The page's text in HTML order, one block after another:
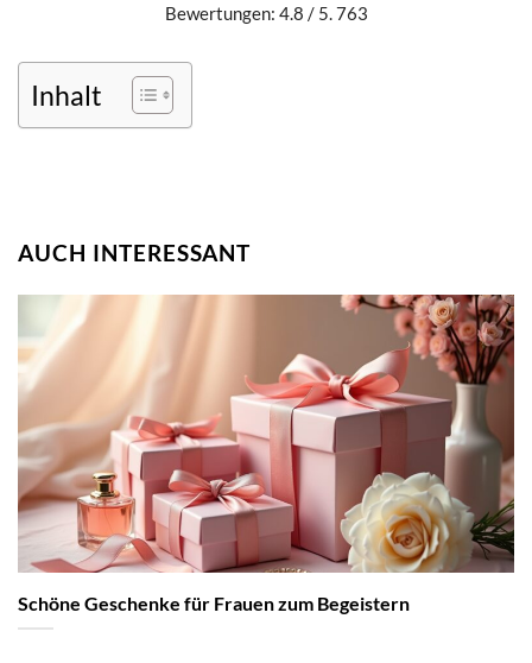
Bewertungen: 4.8 / 5. 763
Inhalt
AUCH INTERESSANT
Schöne Geschenke für Frauen zum Begeistern